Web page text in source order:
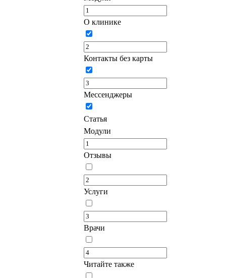
О клинике
Контакты без карты
Мессенджеры
Статья
Модули
Отзывы
Услуги
Врачи
Читайте также